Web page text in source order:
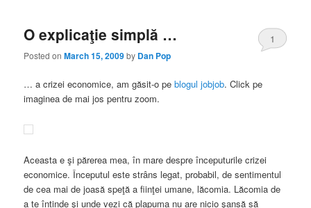
O explicaţie simplă …
Posted onMarch 15, 2009by Dan Pop
1
… a crizei economice, am găsit-o peblogul jobjob. Click pe
imaginea de mai jos pentru zoom.
Aceasta e şi părerea mea, în mare despre începuturile crizei
economice. Începutul este strâns legat, probabil, de sentimentul
de cea mai de joasă speţă a fiinţei umane, lăcomia. Lăcomia de
a te întinde şi unde vezi că plapuma nu are nicio şansă să